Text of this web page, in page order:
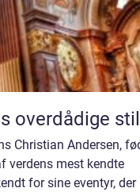
overdådige stil
Christian Andersen,
verdens mest kendte
for sine eventyr, der